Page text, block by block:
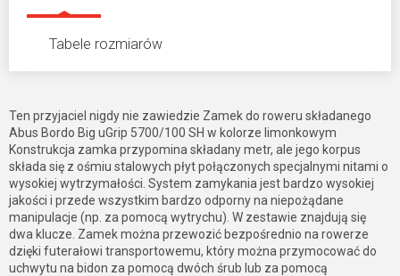
Tabele rozmiarów
Ten przyjaciel nigdy nie zawiedzie Zamek do roweru składanego
Abus Bordo Big uGrip 5700/100 SH w kolorze limonkowym
Konstrukcja zamka przypomina składany metr, ale jego korpus
składa się z ośmiu stalowych płyt połączonych specjalnymi nitami o
wysokiej wytrzymałości. System zamykania jest bardzo wysokiej
jakości i przede wszystkim bardzo odporny na niepożądane
manipulacje (np. za pomocą wytrychu). W zestawie znajdują się
dwa klucze. Zamek można przewozić bezpośrednio na rowerze
dzięki futerałowi transportowemu, który można przymocować do
uchwytu na bidon za pomocą dwóch śrub lub za pomocą